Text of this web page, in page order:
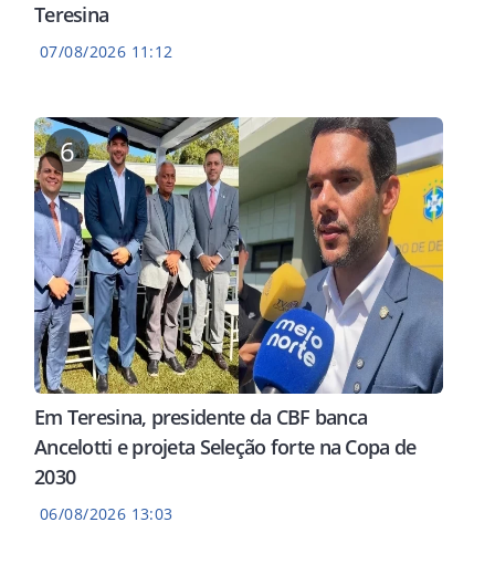
Teresina
07/08/2026 11:12
6
Em Teresina, presidente da CBF banca
Ancelotti e projeta Seleção forte na Copa de
2030
06/08/2026 13:03